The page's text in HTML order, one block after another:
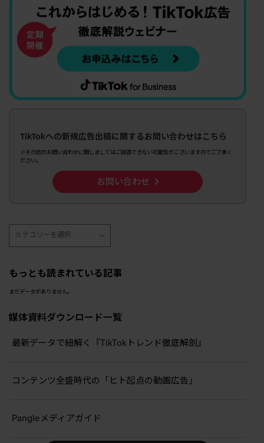
TikTokへの新規広告出稿に関するお問い合わせはこちら
※その他のお問い合わせに関しましてはご回答できない可能性がございますのでご了承く
ださい。
お問い合わせ
もっとも読まれている記事
まだデータがありません。
媒体資料ダウンロード一覧
最新データで紐解く『TikTokトレンド徹底解剖』
コンテンツ全盛時代の「ヒト起点の動画広告」
Pangleメディアガイド